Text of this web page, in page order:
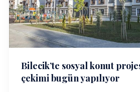
Bilecik’te sosyal konut
çekimi bugün yapılıyor